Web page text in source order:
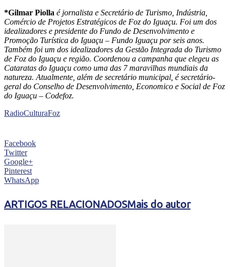
*Gilmar Piolla é jornalista e Secretário de Turismo, Indústria,
Comércio de Projetos Estratégicos de Foz do Iguaçu. Foi um dos
idealizadores e presidente do Fundo de Desenvolvimento e
Promoção Turística do Iguaçu – Fundo Iguaçu por seis anos.
Também foi um dos idealizadores da Gestão Integrada do Turismo
de Foz do Iguaçu e região. Coordenou a campanha que elegeu as
Cataratas do Iguaçu como uma das 7 maravilhas mundiais da
natureza. Atualmente, além de secretário municipal, é secretário-
geral do Conselho de Desenvolvimento, Economico e Social de Foz
do Iguaçu – Codefoz.
RadioCulturaFoz
Facebook
Twitter
Google+
Pinterest
WhatsApp
ARTIGOS RELACIONADOSMais do autor